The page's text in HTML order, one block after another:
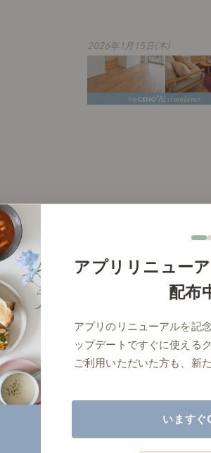
2026年1月15日(木)
2023年2月24日(金)
アプリリニュー
配布
アプリのリニューアルを記
ップデートですぐに使える
ご利用いただいた方も、新
いますぐ